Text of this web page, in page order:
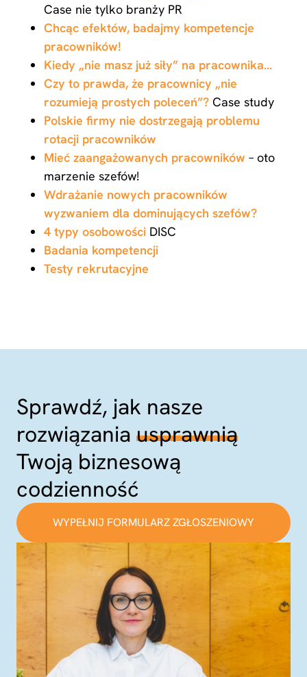
Case nie tylko branży PR
Chcąc efektów, badajmy kompetencje
pracowników!
Kiedy „nie masz już siły” na pracownika…
Czy to prawda, że pracownicy „nie
rozumieją prostych poleceń”? Case study
Polskie firmy nie dostrzegają problemu
rotacji pracowników
Mieć zaangażowanych pracowników – oto
marzenie szefów!
Wdrażanie nowych pracowników
wyzwaniem dla dominujących szefów?
4 typy osobowości DISC
Badania kompetencji
Testy rekrutacyjne
Sprawdź, jak nasze
rozwiązania usprawnią
Twoją biznesową
codzienność
WYPEŁNIJ FORMULARZ ZGŁOSZENIOWY